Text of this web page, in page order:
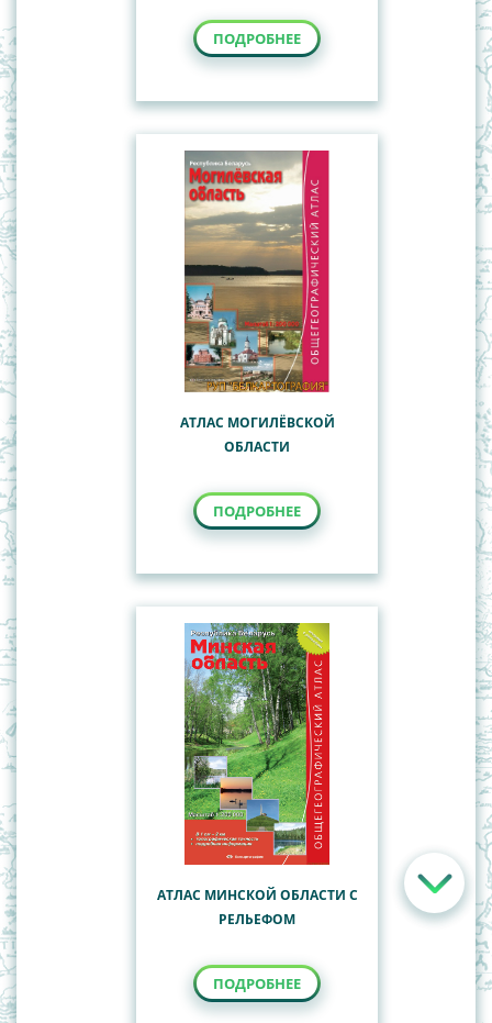
ПОДРОБНЕЕ
АТЛАС МОГИЛЁВСКОЙ
ОБЛАСТИ
ПОДРОБНЕЕ
АТЛАС МИНСКОЙ ОБЛАСТИ С
РЕЛЬЕФОМ
ПОДРОБНЕЕ